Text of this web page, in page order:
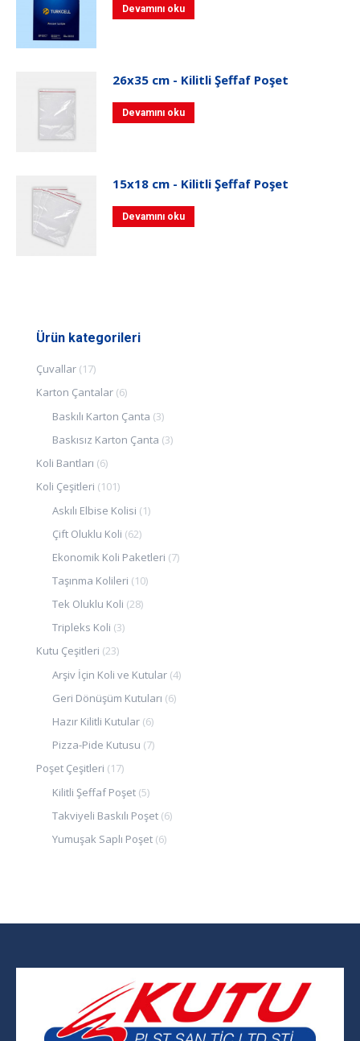
Devamını oku
26x35 cm - Kilitli Şeffaf Poşet
Devamını oku
15x18 cm - Kilitli Şeffaf Poşet
Devamını oku
Ürün kategorileri
Çuvallar (17)
Karton Çantalar (6)
Baskılı Karton Çanta (3)
Baskısız Karton Çanta (3)
Koli Bantları (6)
Koli Çeşitleri (101)
Askılı Elbise Kolisi (1)
Çift Oluklu Koli (62)
Ekonomik Koli Paketleri (7)
Taşınma Kolileri (10)
Tek Oluklu Koli (28)
Tripleks Koli (3)
Kutu Çeşitleri (23)
Arşiv İçin Koli ve Kutular (4)
Geri Dönüşüm Kutuları (6)
Hazır Kilitli Kutular (6)
Pizza-Pide Kutusu (7)
Poşet Çeşitleri (17)
Kilitli Şeffaf Poşet (5)
Takviyeli Baskılı Poşet (6)
Yumuşak Saplı Poşet (6)